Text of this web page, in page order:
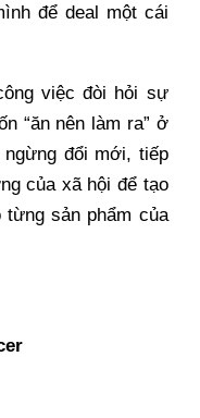
để deal một cái
việc đòi hỏi sự
“ăn nên làm ra” ở
ngừng đổi mới, tiếp
của xã hội để tạo
sản phẩm của